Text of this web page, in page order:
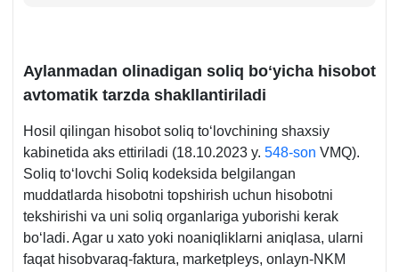
Aylanmadan olinadigan soliq boʻyicha hisobot
avtomatik tarzda shakllantiriladi
Hosil qilingan hisobot soliq toʻlovchining shaхsiy
kabinetida aks ettiriladi (18.10.2023 y. 548-son VMQ).
Soliq toʻlovchi Soliq kodeksida belgilangan
muddatlarda hisobotni topshirish uchun hisobotni
tekshirishi va uni soliq organlariga yuborishi kerak
boʻladi. Agar u хato yoki noaniqliklarni aniqlasa, ularni
faqat hisobvaraq-faktura, marketpleys, onlayn-NKM